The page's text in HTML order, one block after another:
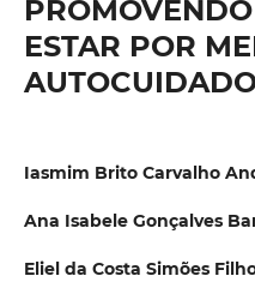
ESTAR POR
Iasmim Brito Carvalho
Ana Isabele Gonçalves
Eliel da Costa Simões